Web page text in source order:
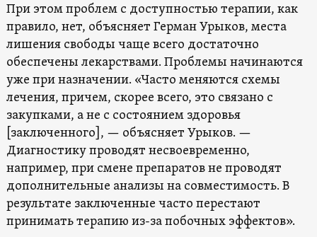
При этом проблем с доступностью терапии, как
правило, нет, объясняет Герман Урыков, места
лишения свободы чаще всего достаточно
обеспечены лекарствами. Проблемы начинаются
уже при назначении. «Часто меняются схемы
лечения, причем, скорее всего, это связано с
закупками, а не с состоянием здоровья
[заключенного], — объясняет Урыков. —
Диагностику проводят несвоевременно,
например, при смене препаратов не проводят
дополнительные анализы на совместимость. В
результате заключенные часто перестают
принимать терапию из-за побочных эффектов».